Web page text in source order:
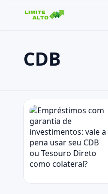
Buscar no site
Pressione Enter para
CDB
CDB